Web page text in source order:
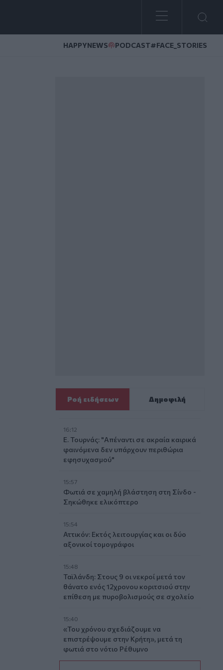
HAPPYNEWS PODCAST#FACE_STORIES
Ροή ειδήσεων Δημοφιλή
16:12
Ε. Τουρνάς: "Απέναντι σε ακραία καιρικά
φαινόμενα δεν υπάρχουν περιθώρια
εφησυχασμού"
15:57
Φωτιά σε χαμηλή βλάστηση στη Σίνδο -
Σηκώθηκε ελικόπτερο
15:54
Αττικόν: Εκτός λειτουργίας και οι δύο
αξονικοί τομογράφοι
15:48
Ταϊλάνδη: Στους 9 οι νεκροί μετά τον
θάνατο ενός 12χρονου κοριτσιού στην
επίθεση με πυροβολισμούς σε σχολείο
15:40
«Του χρόνου σχεδιάζουμε να
επιστρέψουμε στην Κρήτη», μετά τη
φωτιά στο νότιο Ρέθυμνο